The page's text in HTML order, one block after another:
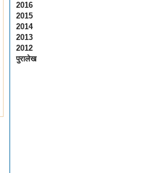
2016
2015
2014
2013
2012
पुरालेख